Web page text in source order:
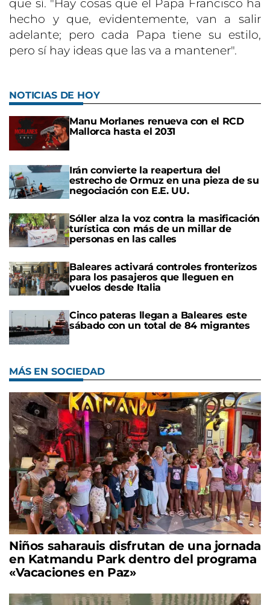
que sí. "Hay cosas que el Papa Francisco ha
hecho y que, evidentemente, van a salir
adelante; pero cada Papa tiene su estilo,
pero sí hay ideas que las va a mantener".
NOTICIAS DE HOY
Manu Morlanes renueva con el RCD
Mallorca hasta el 2031
Irán convierte la reapertura del
estrecho de Ormuz en una pieza de su
negociación con E.E. UU.
Sóller alza la voz contra la masificación
turística con más de un millar de
personas en las calles
Baleares activará controles fronterizos
para los pasajeros que lleguen en
vuelos desde Italia
Cinco pateras llegan a Baleares este
sábado con un total de 84 migrantes
MÁS EN SOCIEDAD
Niños saharauis disfrutan de una jornada
en Katmandu Park dentro del programa
«Vacaciones en Paz»